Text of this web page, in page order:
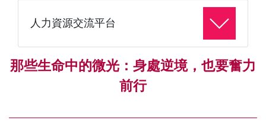
人力資源交流平台
那些生命中的微光：身處逆境，也要奮力
前行